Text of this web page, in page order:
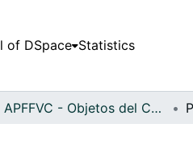
of DSpace Statistics
APFFVC - Objetos del Culto - Patrimonial